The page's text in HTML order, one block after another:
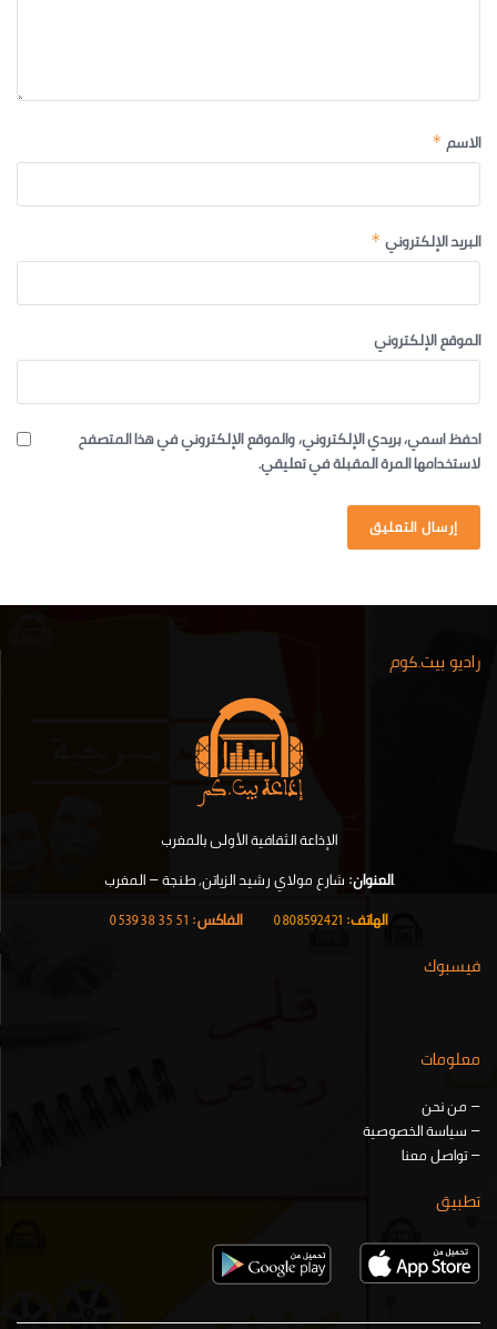
الاسم *
البريد الإلكتروني *
الموقع الإلكتروني
احفظ اسمي، بريدي الإلكتروني، والموقع الإلكتروني في هذا المتصفح
لاستخدامها المرة المقبلة في تعليقي.
راديو بيت.كوم
الإذاعة الثقافية الأولى بالمغرب
.العنوان:شارع مولاي رشيد الزياتن, طنجة – المغرب
الهاتف:
الفاكس:
فيسبوك
معلومات
–من نحن
–سياسة الخصوصية
–تواصل معنا
تطبيق